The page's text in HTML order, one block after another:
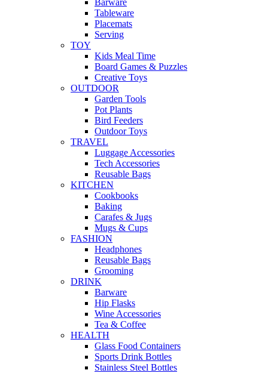
Tableware
Placemats
Serving
TOY
Kids Meal Time
Board Games & Puzzles
Creative Toys
OUTDOOR
Garden Tools
Pot Plants
Bird Feeders
Outdoor Toys
TRAVEL
Luggage Accessories
Tech Accessories
Reusable Bags
KITCHEN
Cookbooks
Baking
Carafes & Jugs
Mugs & Cups
FASHION
Headphones
Reusable Bags
Grooming
DRINK
Barware
Hip Flasks
Wine Accessories
Tea & Coffee
HEALTH
Glass Food Containers
Sports Drink Bottles
Stainless Steel Bottles